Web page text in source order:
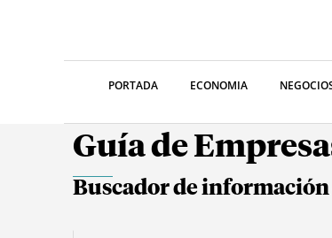
PORTADA ECONOMIA
Guía de
Buscador de información